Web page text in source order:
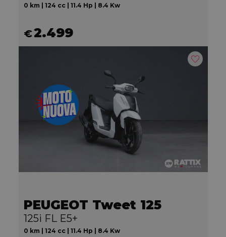
0 km | 124 cc | 11.4 Hp | 8.4 Kw
€2.499
PEUGEOT Tweet 125
125i FL E5+
0 km | 124 cc | 11.4 Hp | 8.4 Kw